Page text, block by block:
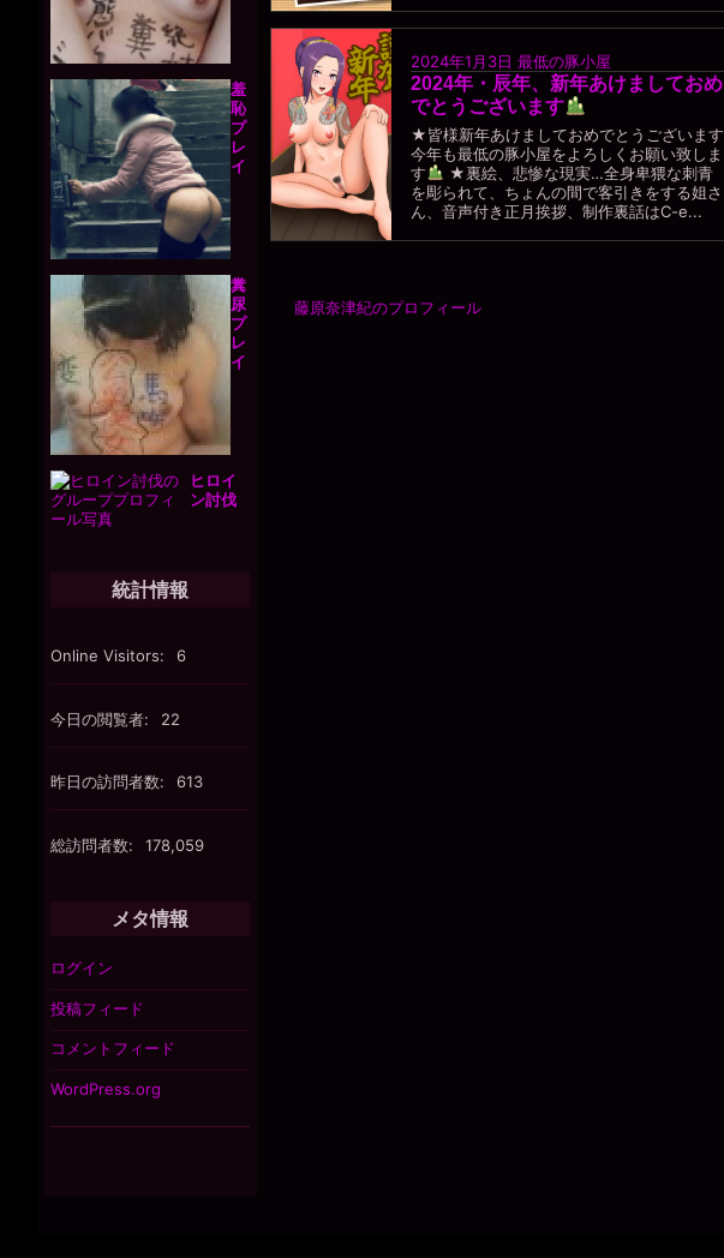
2024年1月3日 最低の豚小屋
2024年・辰年、新年あけましておめ
でとうございます
★皆様新年あけましておめでとうございます
今年も最低の豚小屋をよろしくお願い致しま
す
★裏絵、悲惨な現実…全身卑猥な刺青
を彫られて、ちょんの間で客引きをする姐さ
ん、音声付き正月挨拶、制作裏話はC-e...
藤原奈津紀のプロフィール
羞
恥
プ
レ
イ
糞
尿
プ
レ
イ
ヒロイ
ン討伐
統計情報
Online Visitors: 6
今日の閲覧者: 22
昨日の訪問者数: 613
総訪問者数: 178,059
メタ情報
ログイン
投稿フィード
コメントフィード
WordPress.org